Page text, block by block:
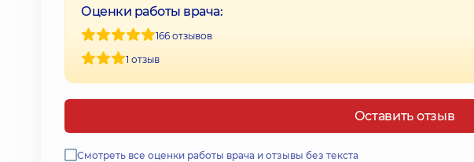
Оценки работы врача:
166 отзывов
1 отзыв
Оставить отзыв
Смотреть все оценки работы врача и отзывы без текста